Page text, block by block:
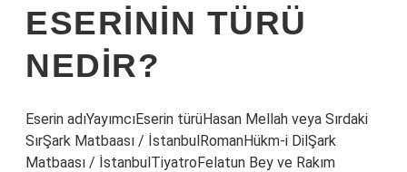
ESERININ TÜRÜ
NEDIR?
Eserin adıYayımcıEserin türüHasan Mellah veya Sırdaki
SırŞark Matbaası / İstanbulRomanHükm-i DilŞark
Matbaası / İstanbulTiyatroFelatun Bey ve Rakım